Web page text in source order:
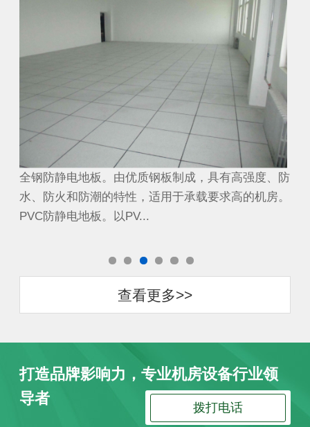
全钢防静电地板。由优质钢板制成，具有高强度、防
水、防火和防潮的特性，适用于承载要求高的机房。
PVC防静电地板。以PV...
查看更多>>
打造品牌影响力，专业机房设备行业领
导者
拨打电话